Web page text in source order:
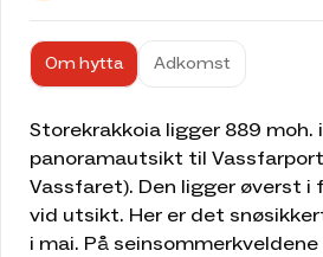
Om hytta Adkomst
Storekrakkoia ligger 889 moh.
panoramautsikt til
Vassfaret). Den ligger øverst i
vid utsikt. Her er det
i mai. På